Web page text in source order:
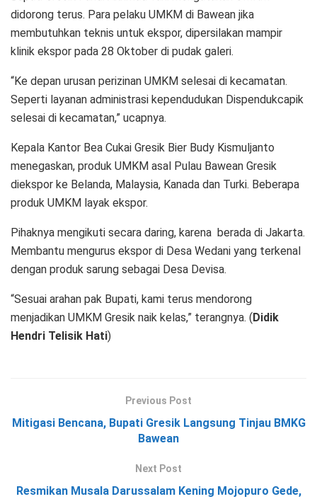
didorong terus. Para pelaku UMKM di Bawean jika
membutuhkan teknis untuk ekspor, dipersilakan mampir
klinik ekspor pada 28 Oktober di pudak galeri.
“Ke depan urusan perizinan UMKM selesai di kecamatan.
Seperti layanan administrasi kependudukan Dispendukcapik
selesai di kecamatan,” ucapnya.
Kepala Kantor Bea Cukai Gresik Bier Budy Kismuljanto
menegaskan, produk UMKM asal Pulau Bawean Gresik
diekspor ke Belanda, Malaysia, Kanada dan Turki. Beberapa
produk UMKM layak ekspor.
Pihaknya mengikuti secara daring, karena berada di Jakarta.
Membantu mengurus ekspor di Desa Wedani yang terkenal
dengan produk sarung sebagai Desa Devisa.
“Sesuai arahan pak Bupati, kami terus mendorong
menjadikan UMKM Gresik naik kelas,” terangnya. ( Didik
Hendri Telisik Hati)
Previous Post
Mitigasi Bencana, Bupati Gresik Langsung Tinjau BMKG
Bawean
Next Post
Resmikan Musala Darussalam Kening Mojopuro Gede,